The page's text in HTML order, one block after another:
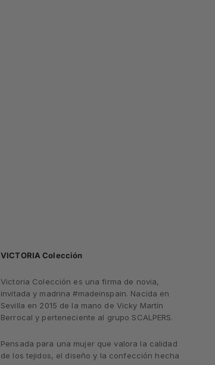
VICTORIA Colección
Victoria Colección es una firma de novia,
invitada y madrina #madeinspain. Nacida en
Sevilla en 2015 de la mano de Vicky Martín
Berrocal y perteneciente al grupo SCALPERS.
Pensada para una mujer que valora la calidad
de los tejidos, el diseño y la confección hecha